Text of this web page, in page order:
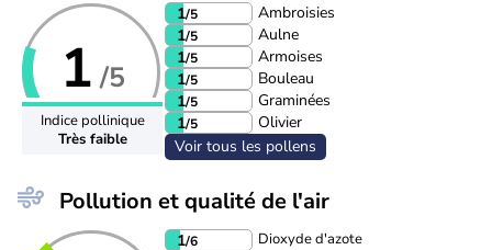
1 /5
Indice pollinique
Très faible
1/5
Ambroisies
1/5
Aulne
1/5
Armoises
1/5
Bouleau
1/5
Graminées
1/5
Olivier
Voir tous les pollens
Pollution et qualité de l'air
1/6 Dioxyde d'azote